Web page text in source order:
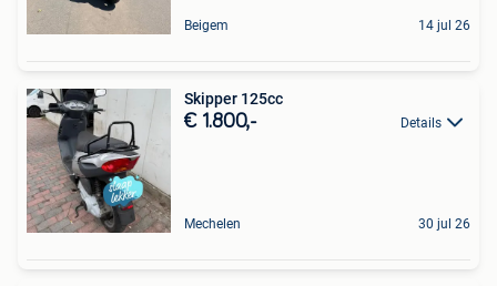
Beigem 14 jul 26
Skipper 125cc
€ 1.800,- Details
Mechelen 30 jul 26